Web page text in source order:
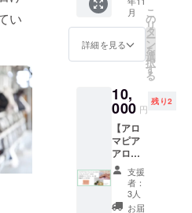
い
素材の
泡立て
ネッ
ト。石
けんを
れて泡
立てま
す。 ※
金額は
すべて
税込み
です。
のた
め、 色
や形が
異なる
場合が
すが使
用上問
題あり
ませ
ん。 ・
淡路島
みつば
ちラッ
プ Sサ
イズ
さい。
防腐剤
品質安
定剤・
ど添加
せず自
然乾燥
仕上げ
のた
め、 色
や形が
異なる
場合が
ありま
個 淡路
でのん
びり育
のミル
クと、
希少な
淡路島
産日本
みつば
ちのは
ちみつ
を配合
オリ
ン、ラ
ダー
油、ア
ダー木
油、レ
モング
ラス油
上手な
使い方 :
製法の
特性か
ら天然
お届け
しま
す。 ・
淡路島
鹸)
70g 2
個 「飲
む点
滴」と
言われ
る栄養
素たっ
ぷりの
ホエイ
ます。
・石け
んは約
10個
成1カ月
送りい
たしま
ち帰り
も可。
・所要
時間は
約2時
間 ア
ロマピ
せ(5000
円相
当)】
＋ 送
料740円
・淡路
島ホエ
イ石け
ん(化粧
石鹸)
70g 3
個 「飲
む点
滴」と
言われ
月
詳細を見る
こ
の
リ
タ
ー
ン
を
選
択
す
る
10,
000 円
残り2
【アロ
マピア
アロマ
テラ
ピー
フェイ
シャル
支援
者：
3人
お届